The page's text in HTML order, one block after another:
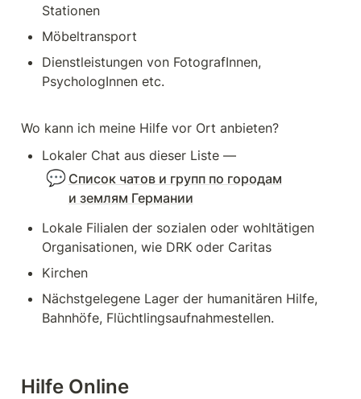
Stationen
Möbeltransport
Dienstleistungen von FotografInnen,
PsychologInnen etc.
Wo kann ich meine Hilfe vor Ort anbieten?
Lokaler Chat aus dieser Liste —
💬 Список чатов и групп по городам
и землям Германии
Lokale Filialen der sozialen oder wohltätigen
Organisationen, wie DRK oder Caritas
Kirchen
Nächstgelegene Lager der humanitären Hilfe,
Bahnhöfe, Flüchtlingsaufnahmestellen.
Hilfe Online